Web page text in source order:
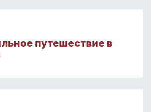
путешествие в